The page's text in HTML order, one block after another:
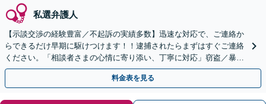
私選弁護人
【示談交渉の経験豊富／不起訴の実績多数】迅速な対応で、ご連絡か
らできるだけ早期に駆けつけます！！逮捕されたらまずはすぐご連絡
ください。「相談者さまの心情に寄り添い、丁寧に対応」窃盗／暴
行・傷害／横領／飲酒運転ほか【夜間相談可（要相談）】
料金表を見る